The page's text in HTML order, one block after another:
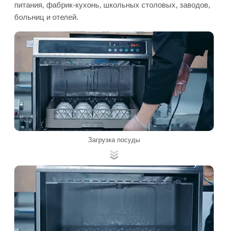
питания, фабрик-кухонь, школьных столовых, заводов,
больниц и отелей.
Загрузка посуды